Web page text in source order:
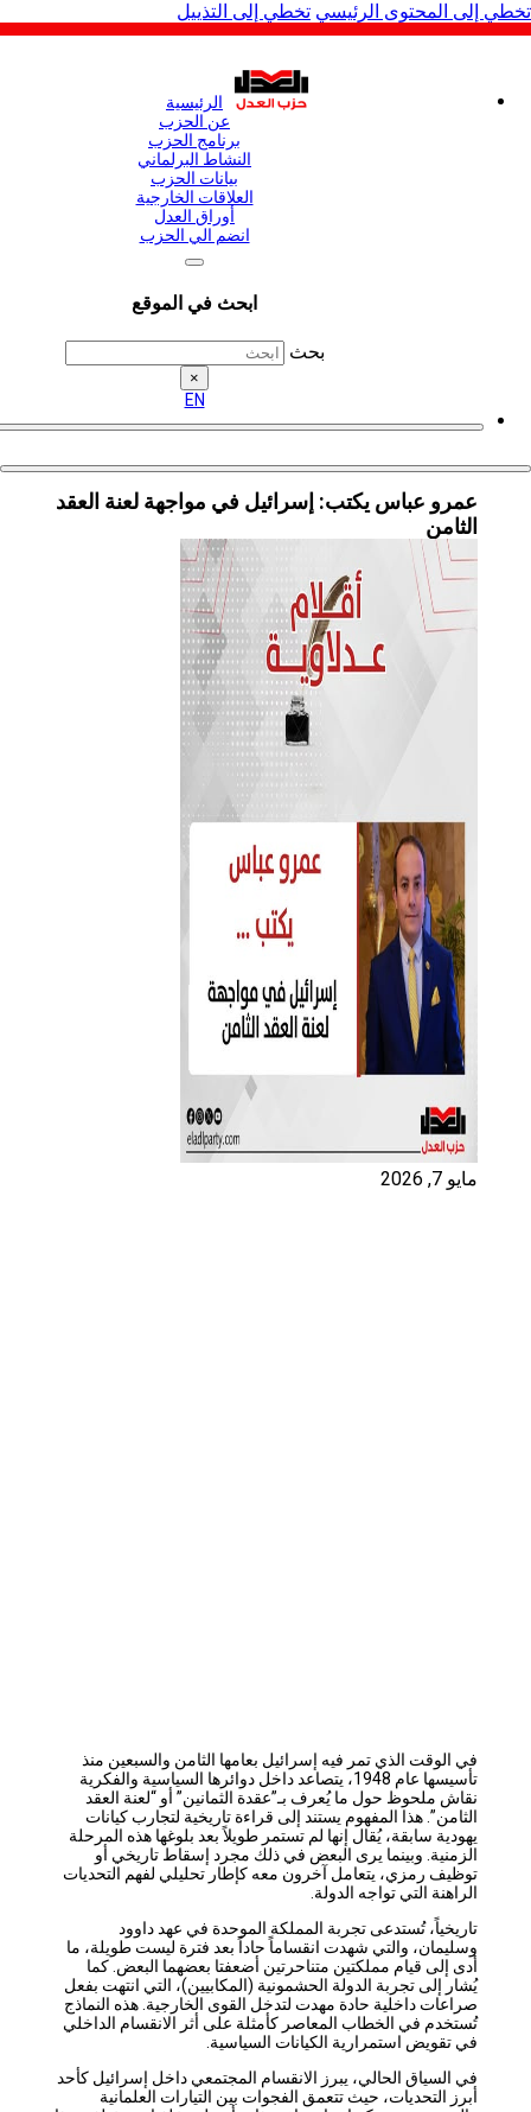
المحتوى الرئيسي تخطي إلى التذييل
الرئيسية
عن الحزب
برنامج الحزب
النشاط البرلماني
بيانات الحزب
العلاقات الخارجية
أوراق العدل
انضم الي الحزب
ابحث في الموقع
عمرو عباس يكتب: إسرائيل في مواجهة لعنة العقد
في الوقت الذي تمر فيه إسرائيل بعامها الثامن والسبعين منذ
تأسيسها عام 1948، يتصاعد داخل دوائرها السياسية والفكرية
نقاش ملحوظ حول ما يُعرف بـ”عقدة الثمانين” أو “لعنة العقد
الثامن”. هذا المفهوم يستند إلى قراءة تاريخية لتجارب كيانات
يهودية سابقة، يُقال إنها لم تستمر طويلاً بعد بلوغها هذه المرحلة
الزمنية. وبينما يرى البعض في ذلك مجرد إسقاط تاريخي أو
توظيف رمزي، يتعامل آخرون معه كإطار تحليلي لفهم التحديات
الراهنة التي تواجه الدولة.
تاريخياً، تُستدعى تجربة المملكة الموحدة في عهد داوود
وسليمان، والتي شهدت انقساماً حاداً بعد فترة ليست طويلة، ما
أدى إلى قيام مملكتين متناحرتين أضعفتا بعضهما البعض. كما
يُشار إلى تجربة الدولة الحشمونية (المكابيين)، التي انتهت بفعل
صراعات داخلية حادة مهدت لتدخل القوى الخارجية. هذه النماذج
تُستخدم في الخطاب المعاصر كأمثلة على أثر الانقسام الداخلي
في تقويض استمرارية الكيانات السياسية.
في السياق الحالي، يبرز الانقسام المجتمعي داخل إسرائيل كأحد
أبرز التحديات، حيث تتعمق الفجوات بين التيارات العلمانية